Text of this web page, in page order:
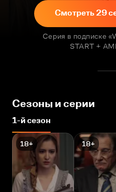
Смотреть 29
Серия в подписке
START +
Сезоны и серии
1-й сезон
18+ 18+